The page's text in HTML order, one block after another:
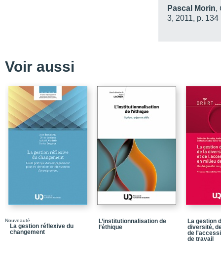
Chapitre 6 - Une
Chapitre 7 -
Pascal Morin,
3, 2011, p. 134
Voir aussi
Nouveauté
La gestion réflexive du
changement
L’institutionnalisation de
l’éthique
La gestion
diversité,
de
de travail